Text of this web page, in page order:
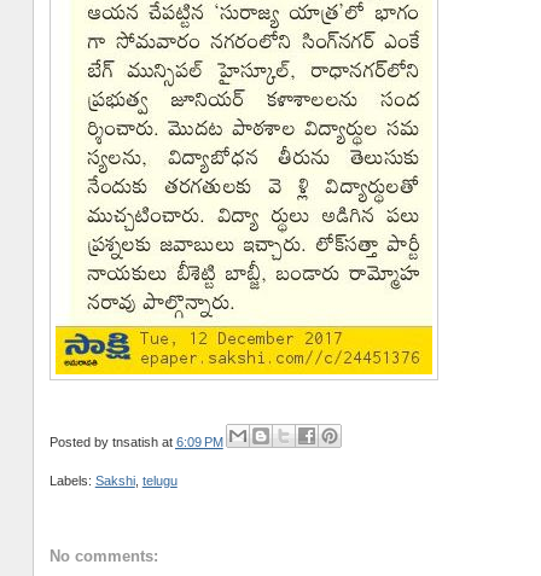
Posted by tnsatish at 6:09 PM
Labels: Sakshi, telugu
No comments: